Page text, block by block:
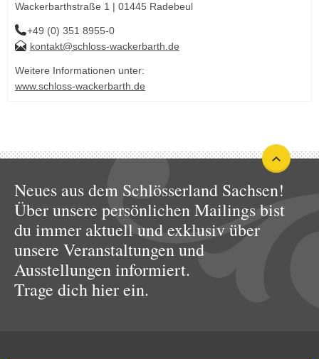
Wackerbarthstraße 1 | 01445 Radebeul
+49 (0) 351 8955-0
kontakt@schloss-wackerbarth.de
Weitere Informationen unter:
www.schloss-wackerbarth.de
Neues aus dem Schlösserland Sachsen!
Über unsere persönlichen Mailings bist
du immer aktuell und exklusiv über
unsere Veranstaltungen und
Ausstellungen informiert.
Trage dich hier ein.